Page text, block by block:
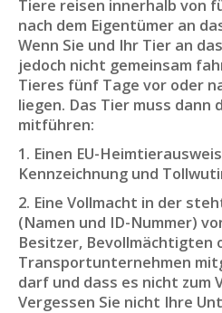
Tiere reisen innerhalb von
nach dem Eigentümer an
Wenn Sie und Ihr Tier an
jedoch nicht gemeinsam
Tieres fünf Tage vor oder
liegen. Das Tier muss dann
mitführen:
1. Einen EU-
Kennzeichnung und
2. Eine Vollmacht in der
(Namen und ID-Nummer)
Besitzer, Bevollmächtigten
Transportunternehmen
darf und dass es nicht zum
Vergessen Sie nicht Ihre